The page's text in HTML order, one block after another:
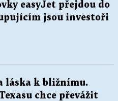
easyJet přejdou do
jsou investoři
láska k bližnímu.
chce převážit